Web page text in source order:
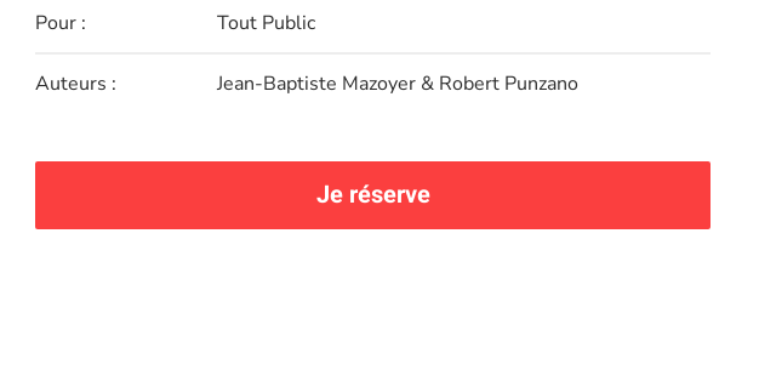
Pour : Tout Public
Auteurs : Jean-Baptiste Mazoyer & Robert Punzano
Je réserve